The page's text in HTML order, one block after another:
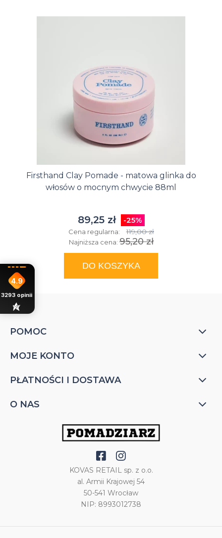
Firsthand Clay Pomade - matowa glinka do
włosów o mocnym chwycie 88ml
89,25 zł -25%
Cena regularna: 119,00 zł
Najniższa cena:95,20 zł
DO KOSZYKA
POMOC
MOJE KONTO
PŁATNOŚCI I DOSTAWA
O NAS
KOVAS RETAIL sp. z o.o.
al. Armii Krajowej 54
50-541 Wrocław
NIP: 8993012738
4.9
3293 opinii